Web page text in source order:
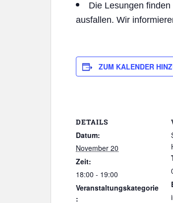
Die Lesungen finden
ausfallen. Wir
ZUM KALENDER
DETAILS
Datum:
November 20
Zeit:
18:00 - 19:00
Veranstaltungskategorie
: